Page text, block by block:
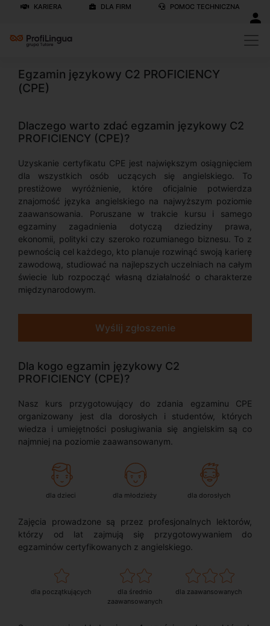
KARIERA DLA FIRM POMOC TECHNICZNA
Egzamin językowy C2 PROFICIENCY
(CPE)
Dlaczego warto zdać egzamin językowy C2
PROFICIENCY (CPE)?
Uzyskanie certyfikatu CPE jest największym osiągnięciem
dla wszystkich osób uczących się angielskiego. To
prestiżowe wyróżnienie, które oficjalnie potwierdza
znajomość języka angielskiego na najwyższym poziomie
zaawansowania. Poruszane w trakcie kursu i samego
egzaminy zagadnienia dotyczą dziedziny prawa,
ekonomii, polityki czy szeroko rozumianego biznesu. To z
pewnością cel każdego, kto planuje rozwinąć swoją karierę
zawodową, studiować na najlepszych uczelniach na całym
świecie lub rozpocząć własną działalność o charakterze
międzynarodowym.
Wyślij zgłoszenie
Dla kogo egzamin językowy C2
PROFICIENCY (CPE)?
Nasz kurs przygotowujący do zdania egzaminu CPE
organizowany jest dla dorosłych i studentów, których
wiedza i umiejętności posługiwania się angielskim są co
najmniej na poziomie zaawansowanym.
dla dzieci dla młodzieży dla dorosłych
Zajęcia prowadzone są przez profesjonalnych lektorów,
którzy od lat zajmują się przygotowywaniem do
egzaminów certyfikowanych z angielskiego.
dla początkujących
dla średnio
zaawansowanych
dla zaawansowanych